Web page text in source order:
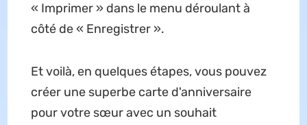
« Imprimer » dans le menu déroulant à
côté de « Enregistrer ».
Et voilà, en quelques étapes, vous pouvez
créer une superbe carte d'anniversaire
pour votre sœur avec un souhait